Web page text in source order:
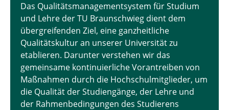
Das Qualitätsmanagementsystem für Studium
und Lehre der TU Braunschwieg dient dem
übergreifenden Ziel, eine ganzheitliche
Qualitätskultur an unserer Universität zu
etablieren. Darunter verstehen wir das
gemeinsame kontinuierliche Vorantreiben von
Maßnahmen durch die Hochschulmitglieder, um
die Qualität der Studiengänge, der Lehre und
der Rahmenbedingungen des Studierens